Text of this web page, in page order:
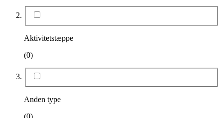
Aktivitetstæppe
(0)
Anden type